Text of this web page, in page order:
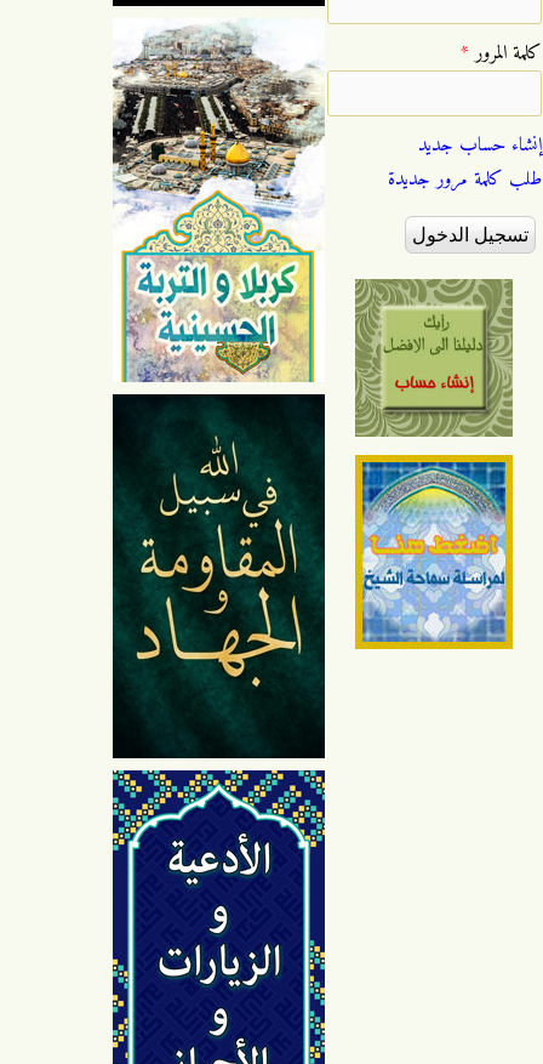
‏كلمة المرور ‏*
إنشاء حساب جديد
طلب كلمة مرور جديدة